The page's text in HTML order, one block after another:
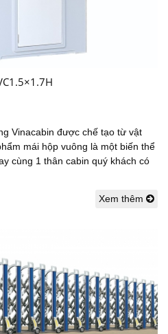
Vinacabin được chế tạo từ vật
mái hộp vuông là một biến thể
cùng 1 thân cabin quý khách có
Xem thêm